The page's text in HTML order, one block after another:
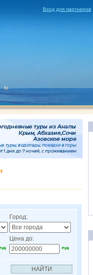
Вход для партнеров
Город:
Цена до: